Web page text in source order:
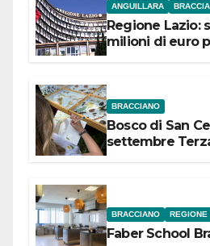
ANGUILLARA
Regione Lazio:
milioni di euro
BRACCIANO
Bosco di San
settembre
BRACCIANO REGIONE
Faber School